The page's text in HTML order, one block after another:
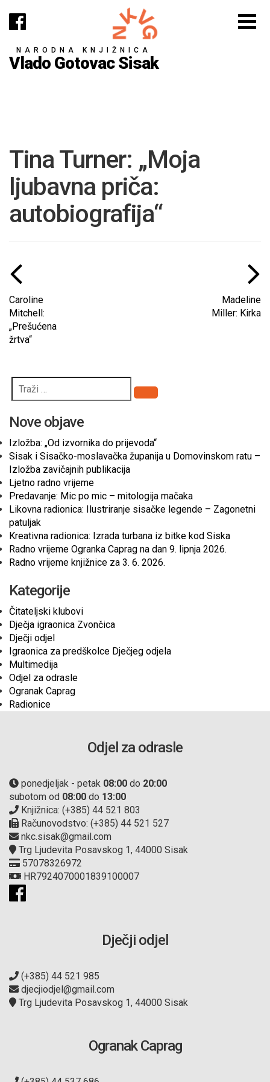
NARODNA KNJIŽNICA
Vlado Gotovac Sisak
Tina Turner: „Moja
ljubavna priča:
autobiografija“
Caroline
Mitchell:
„Prešućena
žrtva“
Madeline
Miller: Kirka
Pretraži
Nove objave
Izložba: „Od izvornika do prijevoda“
Sisak i Sisačko-moslavačka županija u Domovinskom ratu –
Izložba zavičajnih publikacija
Ljetno radno vrijeme
Predavanje: Mic po mic – mitologija mačaka
Likovna radionica: Ilustriranje sisačke legende – Zagonetni
patuljak
Kreativna radionica: Izrada turbana iz bitke kod Siska
Radno vrijeme Ogranka Caprag na dan 9. lipnja 2026.
Radno vrijeme knjižnice za 3. 6. 2026.
Kategorije
Čitateljski klubovi
Dječja igraonica Zvončica
Dječji odjel
Igraonica za predškolce Dječjeg odjela
Multimedija
Odjel za odrasle
Ogranak Caprag
Radionice
Odjel za odrasle
ponedjeljak - petak 08:00 do 20:00
subotom od 08:00 do 13:00
Knjižnica: (+385) 44 521 803
Računovodstvo: (+385) 44 521 527
nkc.sisak@gmail.com
Trg Ljudevita Posavskog 1, 44000 Sisak
57078326972
HR7924070001839100007
Dječji odjel
(+385) 44 521 985
djecjiodjel@gmail.com
Trg Ljudevita Posavskog 1, 44000 Sisak
Ogranak Caprag